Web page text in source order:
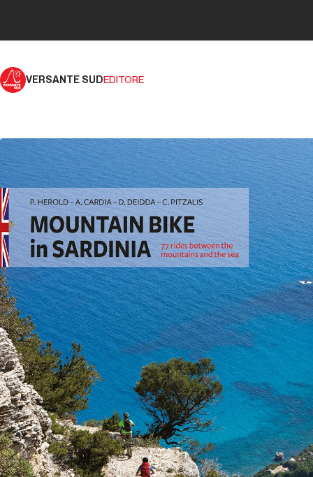
VERSANTE SUDEDITORE